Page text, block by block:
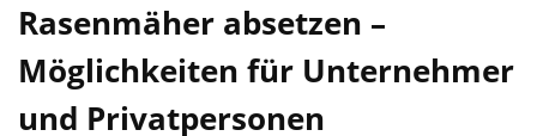
Rasenmäher absetzen –
Möglichkeiten für Unternehmer
und Privatpersonen